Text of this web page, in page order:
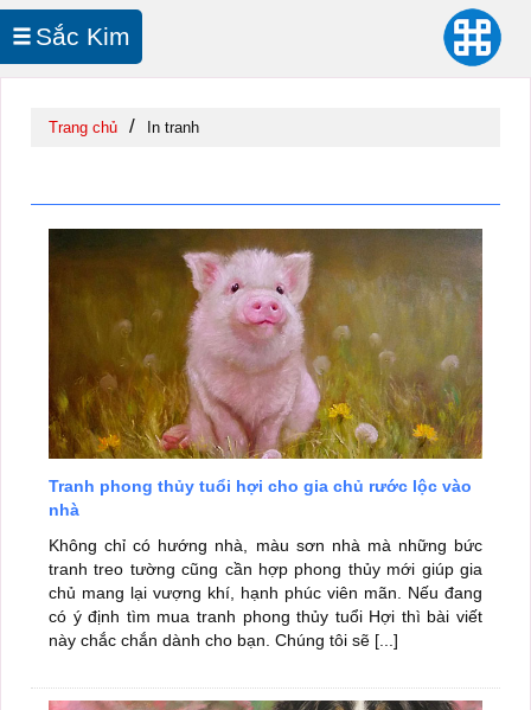
In UV Cuộn
Sắc Kim
Trang chủ / In tranh
Tranh phong thủy tuổi hợi cho gia chủ rước lộc vào
nhà
Không chỉ có hướng nhà, màu sơn nhà mà những bức
tranh treo tường cũng cần hợp phong thủy mới giúp gia
chủ mang lại vượng khí, hạnh phúc viên mãn. Nếu đang
có ý định tìm mua tranh phong thủy tuổi Hợi thì bài viết
này chắc chắn dành cho bạn. Chúng tôi sẽ [...]